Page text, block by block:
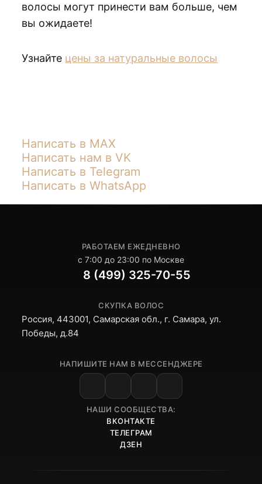
волосы могут принести вам больше, чем
вы ожидаете!
Узнайте цены за натуральные волосы
Написать в MAX
Написать нам в VK
Написать в Telegram
Написать в WhatsApp
РАБОТАЕМ ЕЖЕДНЕВНО
с 7:00 до 23:00 по Москве
8 (499) 325-70-55
СКУПКА ВОЛОС
Россия, 443001, Самарская обл., г. Самара, ул.
Победы, д.84
НАПИШИТЕ НАМ В МЕССЕНДЖЕРЕ
НАШИ СООБЩЕСТВА:
ВКОНТАКТЕ
ТЕЛЕГРАМ
ДЗЕН